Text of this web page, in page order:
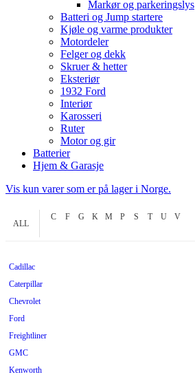
Markør og parkeringslys
Batteri og Jump startere
Kjøle og varme produkter
Motordeler
Felger og dekk
Skruer & hetter
Eksteriør
1932 Ford
Interiør
Karosseri
Ruter
Motor og gir
Batterier
Hjem & Garasje
Vis kun varer som er på lager i Norge.
ALL
C F G K M P S T U V
Cadillac
Caterpillar
Chevrolet
Ford
Freightliner
GMC
Kenworth